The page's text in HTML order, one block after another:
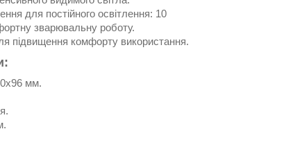
для постійного освітлення: 10
зварювальну роботу.
підвищення комфорту використання.
мм.